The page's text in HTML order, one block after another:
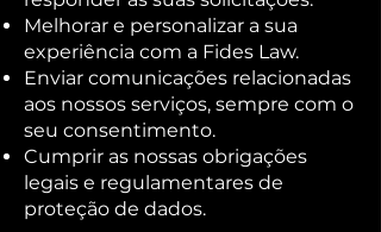
Melhorar e personalizar a sua
experiência com a Fides Law.
Enviar comunicações relacionadas
aos nossos serviços, sempre com o
seu consentimento.
Cumprir as nossas obrigações
legais e regulamentares de
proteção de dados.